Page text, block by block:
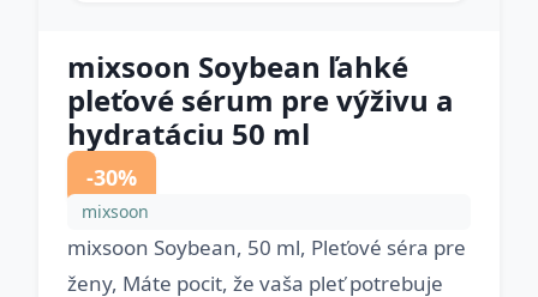
mixsoon Soybean ľahké
pleťové sérum pre výživu a
hydratáciu 50 ml
-30%
mixsoon
mixsoon Soybean, 50 ml, Pleťové séra pre
ženy, Máte pocit, že vaša pleť potrebuje